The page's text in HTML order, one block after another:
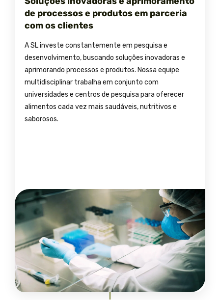
de processos e produtos em parceria
com os clientes
A SL investe constantemente em pesquisa e
desenvolvimento, buscando soluções inovadoras e
aprimorando processos e produtos. Nossa equipe
multidisciplinar trabalha em conjunto com
universidades e centros de pesquisa para oferecer
alimentos cada vez mais saudáveis, nutritivos e
saborosos.